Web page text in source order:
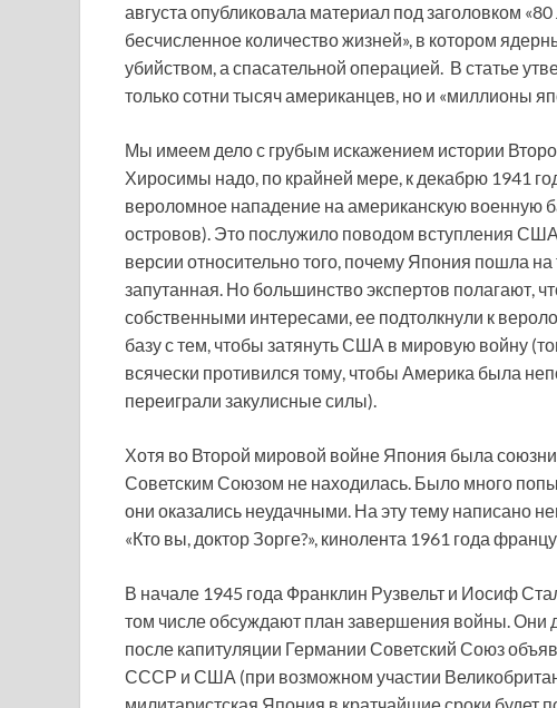
августа опубликовала материал под заголовком
бесчисленное количество жизней», в котором
убийством, а спасательной операцией. В статье
только сотни тысяч американцев, но и «миллионы
Мы имеем дело с грубым искажением истории
Хиросимы надо, по крайней мере, к декабрю 1941
вероломное нападение на американскую военную
островов). Это послужило поводом вступления
версии относительно того, почему Япония пошла
запутанная. Но большинство экспертов полагают,
собственными интересами, ее подтолкнули к
базу с тем, чтобы затянуть США в мировую войну
всячески противился тому, чтобы Америка была
переиграли закулисные силы).
Хотя во Второй мировой войне Япония была
Советским Союзом не находилась. Было много
они оказались неудачными. На эту тему написано
«Кто вы, доктор Зорге?», кинолента 1961 года
В начале 1945 года Франклин Рузвельт и Иосиф
том числе обсуждают план завершения войны. Они
после капитуляции Германии Советский Союз
СССР и США (при возможном участии